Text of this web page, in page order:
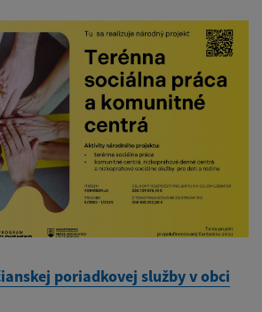
poriadkovej služby v obci